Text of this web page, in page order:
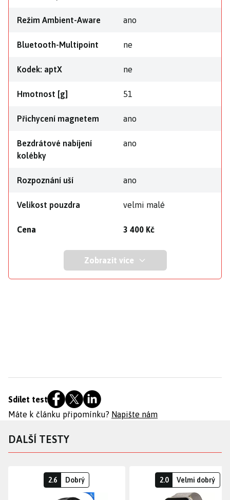
Režim Ambient-Aware ano
Bluetooth-Multipoint ne
Kodek: aptX ne
Hmotnost [g] 51
Přichycení magnetem ano
Bezdrátové nabíjení
kolébky
ano
Rozpoznání uší ano
Velikost pouzdra velmi malé
Cena 3 400 Kč
Zobrazit více
Sdílet test
Máte k článku připomínku? Napište nám
DALŠÍ TESTY
2.6 Dobrý 2.0 Velmi dobrý